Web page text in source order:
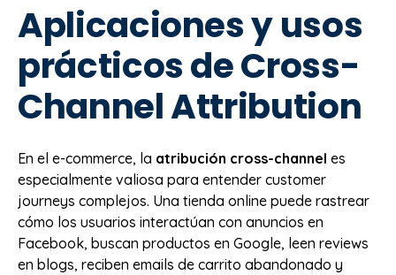
Aplicaciones y usos
prácticos de Cross-
Channel Attribution
En el e-commerce, la atribución cross-channel es
especialmente valiosa para entender customer
journeys complejos. Una tienda online puede rastrear
cómo los usuarios interactúan con anuncios en
Facebook, buscan productos en Google, leen reviews
en blogs, reciben emails de carrito abandonado y